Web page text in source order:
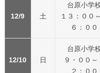
12/9 土
台原小学
１３：００
６：００
12/10 日
台原小学
９・００～
２：００